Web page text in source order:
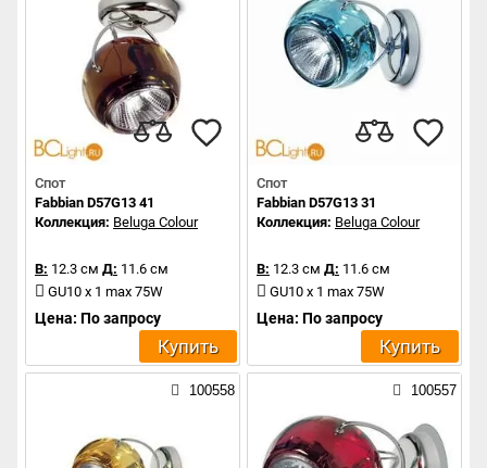
Спот
Fabbian D57G13 41
Коллекция: Beluga Colour
В: 12.3 см Д: 11.6 см
GU10 x 1 max 75W
Цена: По запросу
Купить
Спот
Fabbian D57G13 31
Коллекция: Beluga Colour
В: 12.3 см Д: 11.6 см
GU10 x 1 max 75W
Цена: По запросу
Купить
100558 100557